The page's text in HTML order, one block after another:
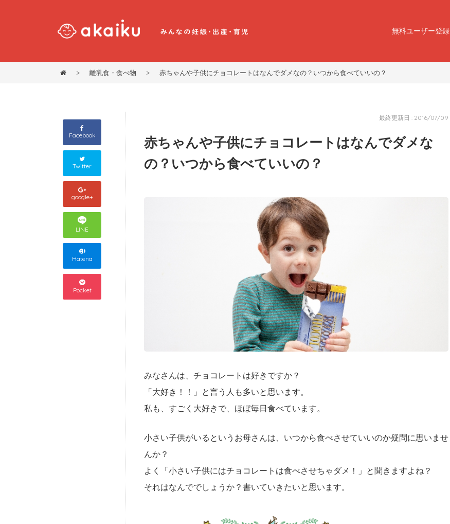
無料ユーザー登録
> 離乳食・食べ物 > 赤ちゃんや子供にチョコレートはなんでダメなの？いつから食べていいの？
Facebook
Twitter
google+
LINE
Hatena
Pocket
最終更新日 : 2016/07/09
赤ちゃんや子供にチョコレートはなんでダメな
の？いつから食べていいの？
みなさんは、チョコレートは好きですか？
「大好き！！」と言う人も多いと思います。
私も、すごく大好きで、ほぼ毎日食べています。
小さい子供がいるというお母さんは、いつから食べさせていいのか疑問に思いませ
んか？
よく「小さい子供にはチョコレートは食べさせちゃダメ！」と聞きますよね？
それはなんででしょうか？書いていきたいと思います。